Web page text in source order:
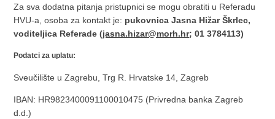
Za sva dodatna pitanja pristupnici se mogu obratiti u Referadu
HVU-a, osoba za kontakt je: pukovnica Jasna Hižar Škrlec,
voditeljica Referade (jasna.hizar@morh.hr; 01 3784113)
Podatci za uplatu:
Sveučilište u Zagrebu, Trg R. Hrvatske 14, Zagreb
IBAN: HR9823400091100010475 (Privredna banka Zagreb
d.d.)